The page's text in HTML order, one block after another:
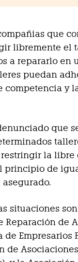
que
libremente el
a repararlo en
puedan
competencia y
que
la libre
principio de
situaciones
Reparación de
de Empresarios
de